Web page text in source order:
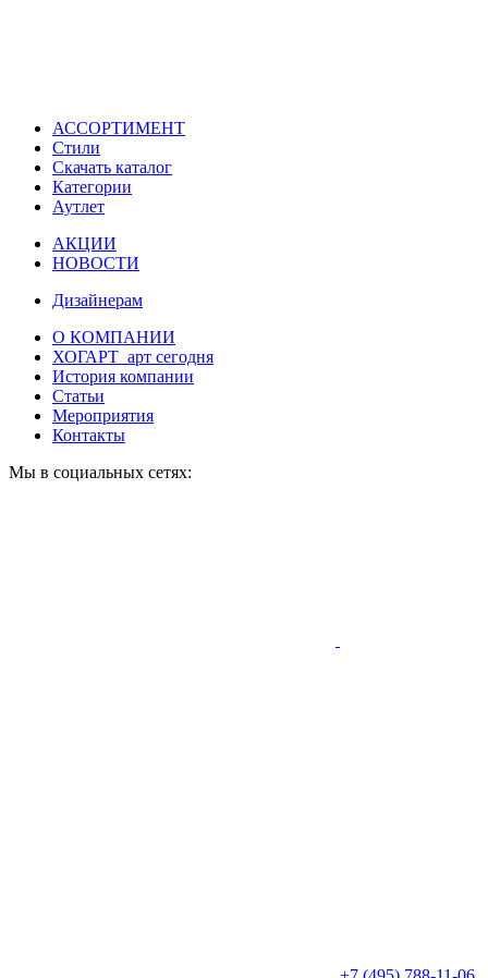
АССОРТИМЕНТ
Стили
Скачать каталог
Категории
Аутлет
АКЦИИ
НОВОСТИ
Дизайнерам
О КОМПАНИИ
ХОГАРТ_арт сегодня
История компании
Статьи
Мероприятия
Контакты
Мы в социальных сетях: